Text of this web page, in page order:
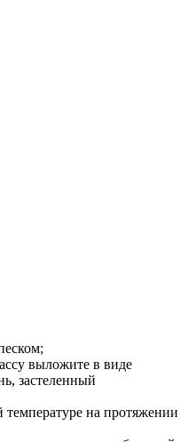
выложите в виде
застеленный
на протяжении